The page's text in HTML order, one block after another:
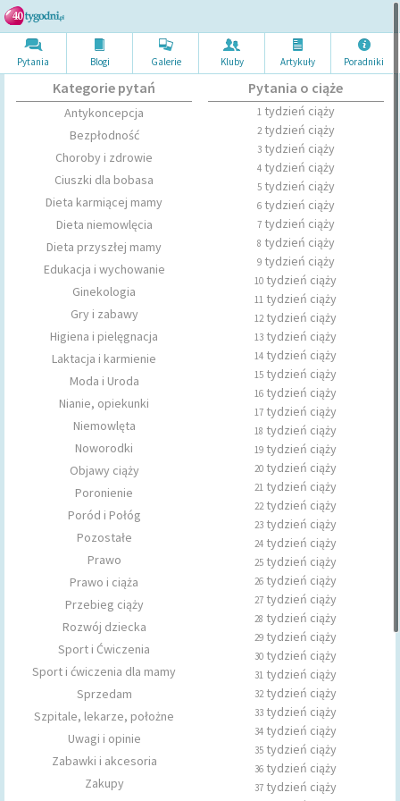
Pytania Blogi Galerie Kluby Artykuły Poradniki
Kategorie pytań
Antykoncepcja
Bezpłodność
Choroby i zdrowie
Ciuszki dla bobasa
Dieta karmiącej mamy
Dieta niemowlęcia
Dieta przyszłej mamy
Edukacja i wychowanie
Ginekologia
Gry i zabawy
Higiena i pielęgnacja
Laktacja i karmienie
Moda i Uroda
Nianie, opiekunki
Niemowlęta
Noworodki
Objawy ciąży
Poronienie
Poród i Połóg
Pozostałe
Prawo
Prawo i ciąża
Przebieg ciąży
Rozwój dziecka
Sport i Ćwiczenia
Sport i ćwiczenia dla mamy
Sprzedam
Szpitale, lekarze, położne
Uwagi i opinie
Zabawki i akcesoria
Zakupy
Pytania o ciąże
1tydzień ciąży
2tydzień ciąży
3tydzień ciąży
4tydzień ciąży
5tydzień ciąży
6tydzień ciąży
7tydzień ciąży
8 tydzień ciąży
9tydzień ciąży
10 tydzień ciąży
11 tydzień ciąży
12tydzień ciąży
13 tydzień ciąży
14 tydzień ciąży
15 tydzień ciąży
16 tydzień ciąży
17 tydzień ciąży
18 tydzień ciąży
19 tydzień ciąży
20 tydzień ciąży
21 tydzień ciąży
22tydzień ciąży
23 tydzień ciąży
24 tydzień ciąży
25 tydzień ciąży
26 tydzień ciąży
27 tydzień ciąży
28 tydzień ciąży
29 tydzień ciąży
30 tydzień ciąży
31 tydzień ciąży
32tydzień ciąży
33 tydzień ciąży
34 tydzień ciąży
35 tydzień ciąży
36 tydzień ciąży
37 tydzień ciąży